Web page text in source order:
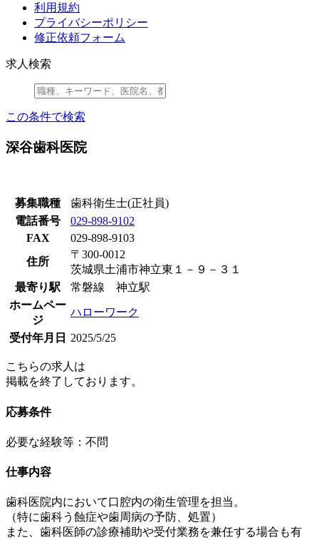
利用規約
プライバシーポリシー
修正依頼フォーム
求人検索
この条件で検索
深谷歯科医院
募集職種
歯科衛生士(正社員)
電話番号
029-898-9102
FAX
029-898-9103
住所
〒300-0012
茨城県土浦市神立東１－９－３１
最寄り駅
常磐線 神立駅
ホームペー
ジ
ハローワーク
受付年月日 2025/5/25
こちらの求人は
掲載を終了しております。
応募条件
必要な経験等：不問
仕事内容
歯科医院内において口腔内の衛生管理を担当。
（特に歯科う蝕症や歯周病の予防、処置）
また、歯科医師の診療補助や受付業務を兼任する場合も有